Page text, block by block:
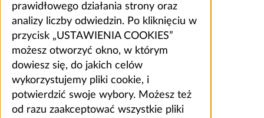
prawidłowego działania strony oraz
analizy liczby odwiedzin. Po kliknięciu w
przycisk „USTAWIENIA COOKIES”
możesz otworzyć okno, w którym
dowiesz się, do jakich celów
wykorzystujemy pliki cookie, i
potwierdzić swoje wybory. Możesz też
od razu zaakceptować wszystkie pliki